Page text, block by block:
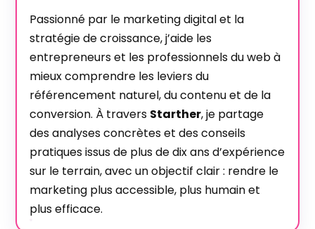
Passionné par le marketing digital et la
stratégie de croissance, j’aide les
entrepreneurs et les professionnels du web à
mieux comprendre les leviers du
référencement naturel, du contenu et de la
conversion. À travers Starther, je partage
des analyses concrètes et des conseils
pratiques issus de plus de dix ans d’expérience
sur le terrain, avec un objectif clair : rendre le
marketing plus accessible, plus humain et
plus efficace.